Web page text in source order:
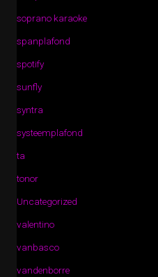
soprano karaoke
spanplafond
spotify
sunfly
syntra
systeemplafond
ta
tonor
Uncategorized
valentino
vanbasco
vandenborre